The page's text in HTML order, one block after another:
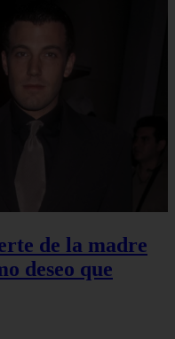
de la madre
deseo que